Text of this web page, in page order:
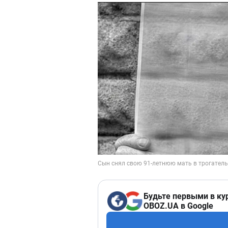
Будьте первыми в
OBOZ.UA в Google